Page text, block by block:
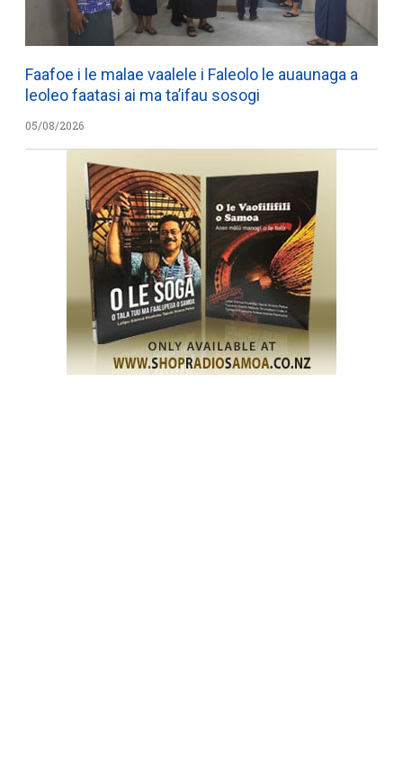
Faafoe i le malae vaalele i Faleolo le auaunaga a
leoleo faatasi ai ma ta’ifau sosogi
05/08/2026